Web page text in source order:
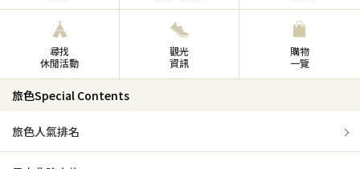
尋找
休閒活動
觀光
資訊
購物
一覽
旅色Special Contents
旅色人氣排名